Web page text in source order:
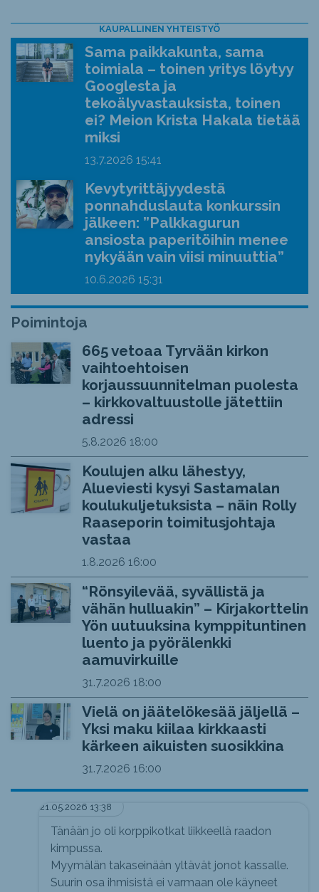
KAUPALLINEN YHTEISTYÖ
Sama paikkakunta, sama
toimiala – toinen yritys löytyy
Googlesta ja
tekoälyvastauksista, toinen
ei? Meion Krista Hakala tietää
miksi
13.7.2026 15:41
Kevytyrittäjyydestä
ponnahduslauta konkurssin
jälkeen: ”Palkkagurun
ansiosta paperitöihin menee
nykyään vain viisi minuuttia”
10.6.2026 15:31
Poimintoja
665 vetoaa Tyrvään kirkon
vaihtoehtoisen
korjaussuunnitelman puolesta
– kirkkovaltuustolle jätettiin
adressi
5.8.2026 18:00
Koulujen alku lähestyy,
Alueviesti kysyi Sastamalan
koulukuljetuksista – näin Rolly
Raaseporin toimitusjohtaja
vastaa
1.8.2026 16:00
“Rönsyilevää, syvällistä ja
vähän hulluakin” – Kirjakorttelin
Yön uutuuksina kymppituntinen
luento ja pyörälenkki
aamuvirkuille
31.7.2026 18:00
Vielä on jäätelökesää jäljellä –
Yksi maku kiilaa kirkkaasti
kärkeen aikuisten suosikkina
31.7.2026 16:00
21.05.2026 13:38
Tänään jo oli korppikotkat liikkeellä raadon
kimpussa.
Myymälän takaseinään yltävät jonot kassalle.
Suurin osa ihmisistä ei varmaan ole käyneet